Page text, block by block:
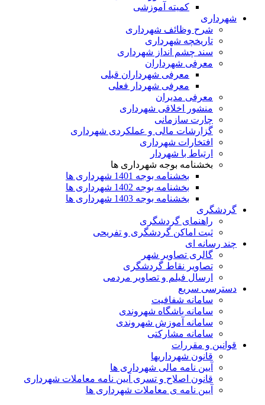
کمیته آموزشی
شهرداری
شرح وظائف شهرداری
تاریخچه شهرداری
سند چشم انداز شهرداری
معرفی شهرداران
معرفی شهرداران قبلی
معرفی شهردار فعلی
معرفی مدیران
منشور اخلاقی شهرداری
چارت سازمانی
گزارشات مالی و عملکردی شهرداری
افتخارات شهرداری
ارتباط با شهردار
بخشنامه بوجه شهرداری ها
بخشنامه بوجه 1401 شهرداری ها
بخشنامه بوجه 1402 شهرداری ها
بخشنامه بوجه 1403 شهرداری ها
گردشگری
راهنمای گردشگری
ثبت اماکن گردشگری و تفریحی
چند رسانه ای
گالری تصاویر شهر
تصاویر نقاط گردشگری
ارسال فیلم و تصاویر مردمی
دسترسی سریع
سامانه شفافیت
سامانه باشگاه شهروندی
سامانه آموزش شهروندی
سامانه مشارکتی
قوانین و مقررات
قانون شهرداریها
آیین نامه مالی شهرداری ها
قانون اصلاح و تسری آیین نامه معاملات شهرداری
آیین نامه ی معاملات شهرداری ها